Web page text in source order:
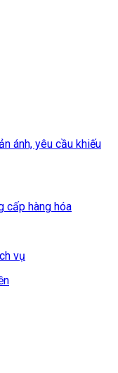
ánh, yêu cầu khiếu
cấp hàng hóa
vụ